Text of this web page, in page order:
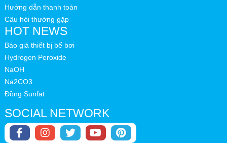
Hướng dẫn thanh toán
Câu hỏi thường gặp
HOT NEWS
Báo giá thiết bị bể bơi
Hydrogen Peroxide
NaOH
Na2CO3
Đồng Sunfat
SOCIAL NETWORK